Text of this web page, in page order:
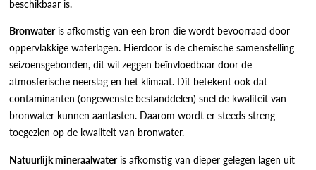
beschikbaar is.
Bronwateris afkomstig van een bron die wordt bevoorraad door
oppervlakkige waterlagen. Hierdoor is de chemische samenstelling
seizoensgebonden, dit wil zeggen beïnvloedbaar door de
atmosferische neerslag en het klimaat. Dit betekent ook dat
contaminanten (ongewenste bestanddelen) snel de kwaliteit van
bronwater kunnen aantasten. Daarom wordt er steeds streng
toegezien op de kwaliteit van bronwater.
Natuurlijkmineraalwateris afkomstig van dieper gelegen lagen uit